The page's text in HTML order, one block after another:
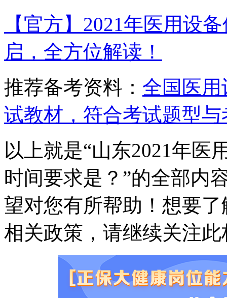
【官方】2021年医用设
启，全方位解读！
推荐备考资料： 全国医
试教材，符合考试题型
以上就是“山东2021年医
时间要求是？”的全部内
望对您有所帮助！想要
相关政策，请继续关注此